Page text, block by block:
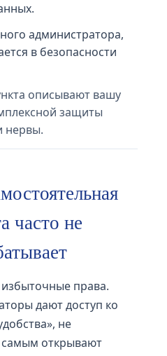
администратора,
в безопасности
описывают вашу
защиты
нервы.
часто не
права.
дают доступ ко
не
самым открывают